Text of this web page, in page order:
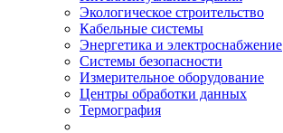
Экологическое строительство
Кабельные системы
Энергетика и электроснабжение
Системы безопасности
Измерительное оборудование
Центры обработки данных
Термография